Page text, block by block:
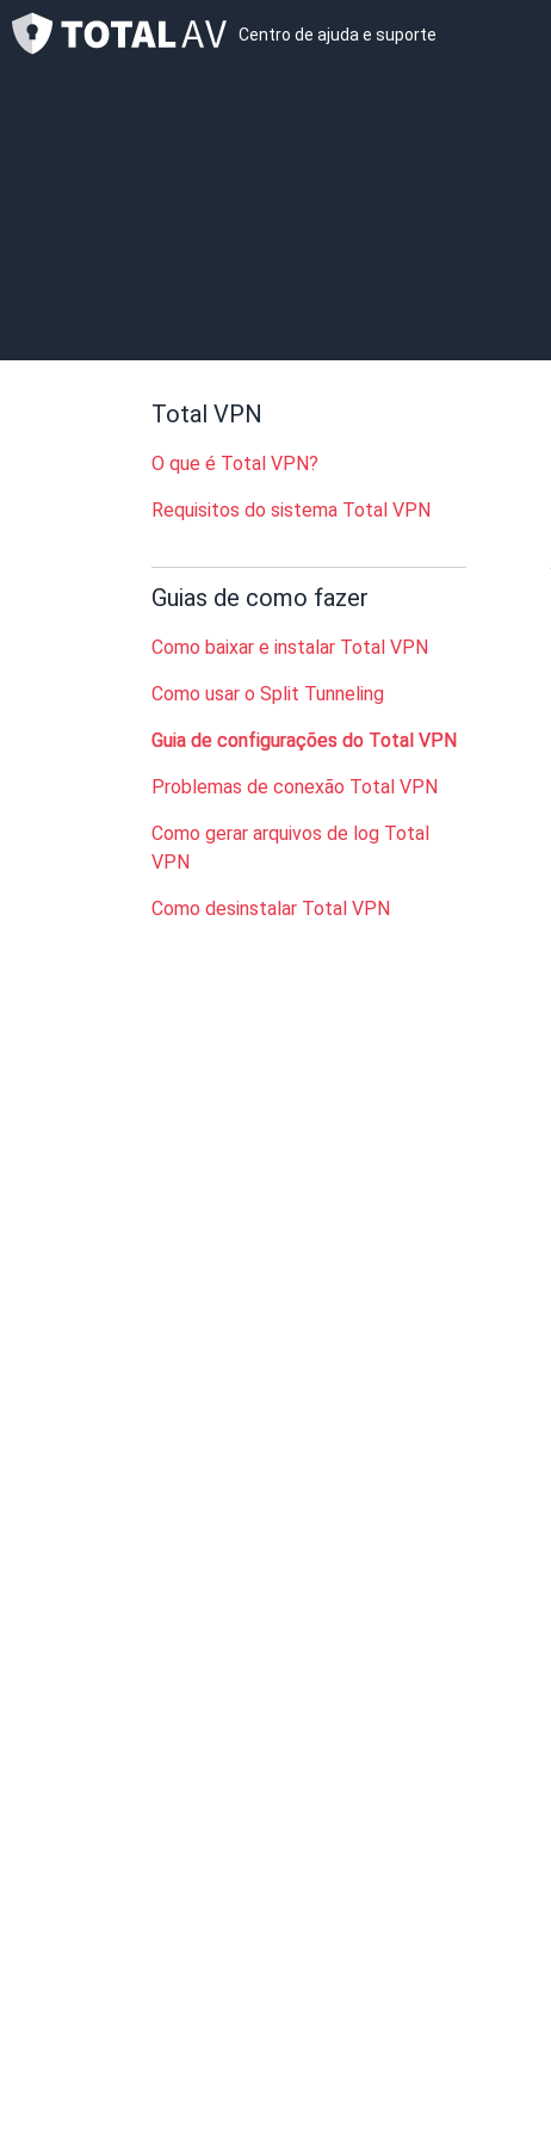
Centro de ajuda e suporte
Total VPN
O que é Total VPN?
Requisitos do sistema Total VPN
Guias de como fazer
Como baixar e instalar Total VPN
Como usar o Split Tunneling
Guia de configurações do Total VPN
Problemas de conexão Total VPN
Como gerar arquivos de log Total
VPN
Como desinstalar Total VPN